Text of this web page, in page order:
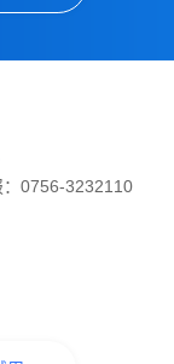
0756-3232110